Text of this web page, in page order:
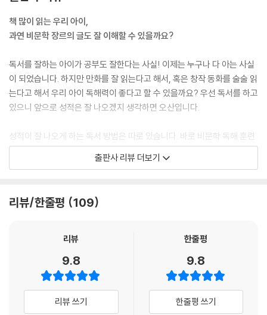
책 많이 읽는 우리 아이,
과연 비문학 장르의 글도 잘 이해할 수 있을까요?
독서를 잘하는 아이가 공부도 잘한다는 사실! 이제는 누구나 다 아는 사실
이 되었습니다. 하지만 만화를 잘 읽는다고 해서, 혹은 창작 동화를 술술 읽
는다고 해서 우리 아이 독해력이 좋다고 할 수 있을까요? 우선 독서를 하고
있으니 앞으로 성적은 잘 나오겠지 생각하면 오산입니다.
성적이 잘 나오게 하는 독서 방법은 따로 있습니다. 바로 비문학 독해 훈련
에 달려 있는 것이지요. 비문학은 소설이나 시 등 문학과는 달리 다음 내용
을 미리 짐작하기 어렵고, 일방적으로 쏟아내는 정보량이 많아 아이들이
등학교 2~3학년 때부터 학습의 어려움을 호소합니다. 공부에 흥미를 느
집니다. 비문학의 장벽에 부딪히고 맙니다.
이러한 학부모와 어린이의 고민 해결을 위해 300만 독자가 선택한 초등
교육 전문 브랜드, 용선생이 나섰습니다. 그동안 『용선생의 시끌벅적 한국
출판사 리뷰 더보기
리뷰/한줄평 109
리뷰
9.8
리뷰 쓰기
한줄평
9.8
한줄평 쓰기